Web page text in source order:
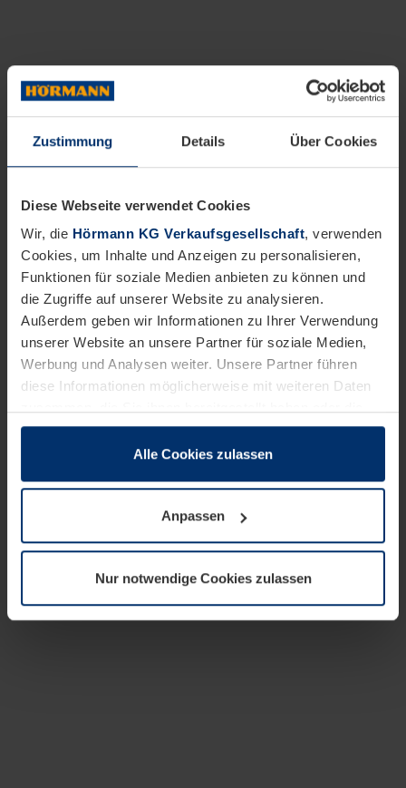
Zustimmung Details Über Cookies
Diese Webseite verwendet Cookies
Wir, die Hörmann KG Verkaufsgesellschaft, verwenden
Cookies, um Inhalte und Anzeigen zu personalisieren,
Funktionen für soziale Medien anbieten zu können und
die Zugriffe auf unserer Website zu analysieren.
Außerdem geben wir Informationen zu Ihrer Verwendung
unserer Website an unsere Partner für soziale Medien,
Werbung und Analysen weiter. Unsere Partner führen
diese Informationen möglicherweise mit weiteren Daten
sie im Rahmen Ihrer Nutzung der Dienste gesammelt
wenn diese für den Betrieb dieser Seite unbedingt
notwendig sind. Für alle anderen Cookie-Typen benötigen
wir Ihre Erlaubnis. Ihre Einwilligung können Sie jederzeit
Datenschutzerklärungunserer Website ändern oder
widerrufen.
Alle Cookies zulassen
Anpassen
Nur notwendige Cookies zulassen